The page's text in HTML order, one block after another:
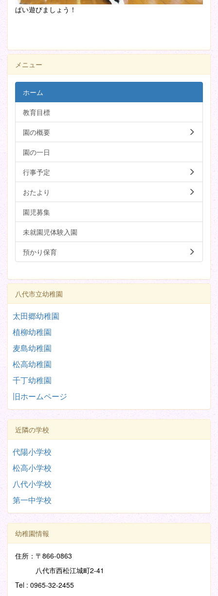
ぱい遊びましょう！
メニュー
ホーム
教育目標
園の概要
園の一日
行事予定
おたより
園児募集
未就園児体験入園
預かり保育
八代市立幼稚園
太田郷幼稚園
植柳幼稚園
麦島幼稚園
松高幼稚園
千丁幼稚園
旧ホームページ
近隣の学校
代陽小学校
松高小学校
八代小学校
第一中学校
幼稚園情報
住所：〒866-0863
八代市西松江城町2-41
Tel : 0965-32-2455